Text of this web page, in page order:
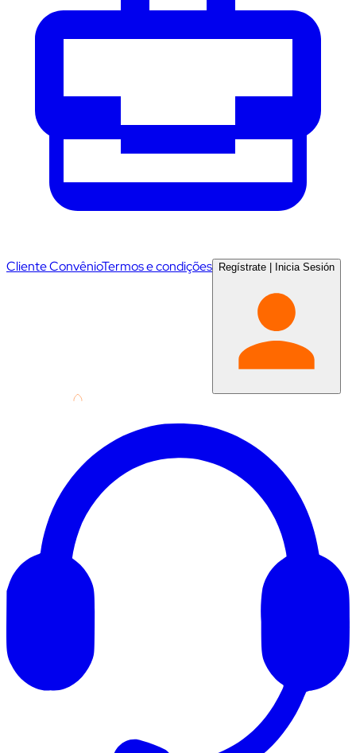
Cliente ConvênioTermos e condições Regístrate | Inicia Sesión